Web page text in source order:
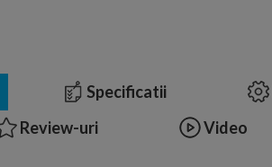
Specificatii
Review-uri
Video